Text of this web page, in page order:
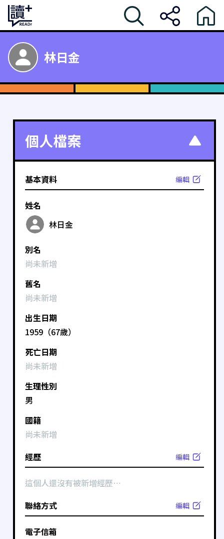
林日金
個人檔案
基本資料 編輯
姓名
林日金
別名
尚未新增
舊名
尚未新增
出生日期
1959（67歲）
死亡日期
尚未新增
生理性別
男
國籍
尚未新增
經歷
編輯
這個人還沒有被新增經歷⋯
聯絡方式
編輯
電子信箱